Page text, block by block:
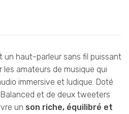
un haut-parleur sans fil puissant
amateurs de musique qui
immersive et ludique. Doté
et de deux tweeters
un son riche, équilibré et